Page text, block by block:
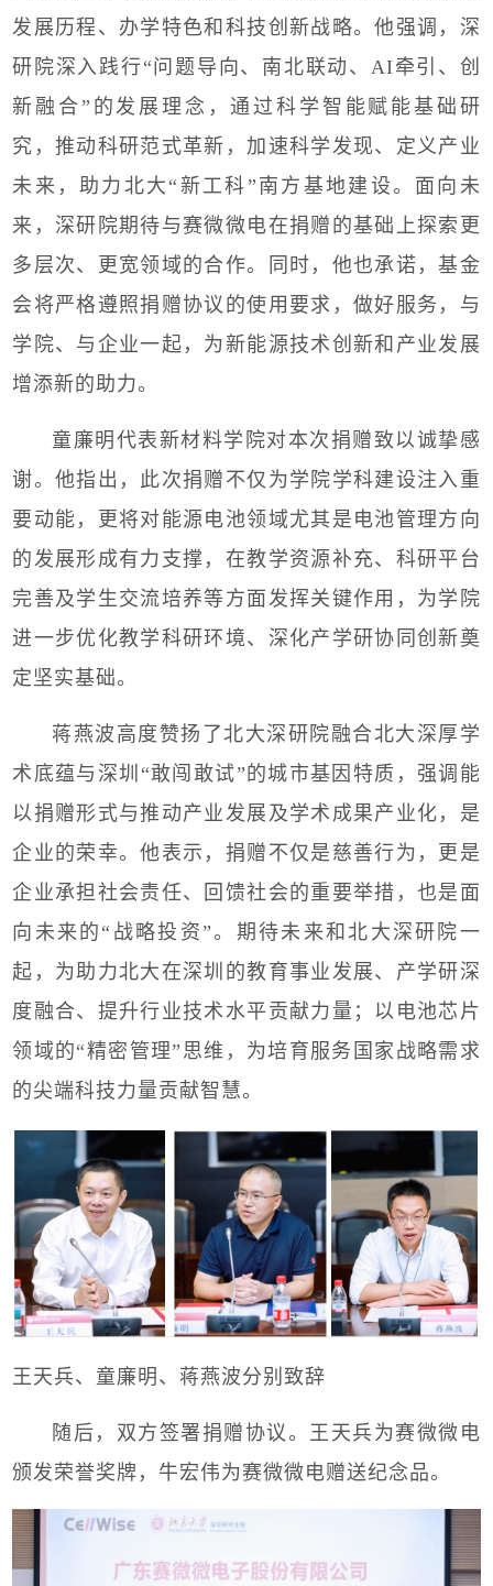
发展历程、办学特色和科技创新战略。他强调，深
研院深入践行“问题导向、南北联动、 AI牵引、创
新融合”的发展理念，通过科学智能赋能基础研
究，推动科研范式革新，加速科学发现、定义产业
未来，助力北大“新工科”南方基地建设。面向未
来，深研院期待与赛微微电在捐赠的基础上探索更
多层次、更宽领域的合作。同时，他也承诺，基金
会将严格遵照捐赠协议的使用要求，做好服务，与
学院、与企业一起，为新能源技术创新和产业发展
增添新的助力。
童廉明代表新材料学院对本次捐赠致以诚挚感
谢。他指出，此次捐赠不仅为学院学科建设注入重
要动能，更将对能源电池领域尤其是电池管理方向
的发展形成有力支撑，在教学资源补充、科研平台
完善及学生交流培养等方面发挥关键作用，为学院
进一步优化教学科研环境、深化产学研协同创新奠
定坚实基础。
蒋燕波高度赞扬了北大深研院融合北大深厚学
术底蕴与深圳“敢闯敢试”的城市基因特质，强调能
以捐赠形式与推动产业发展及学术成果产业化，是
企业的荣幸。他表示，捐赠不仅是慈善行为，更是
企业承担社会责任、回馈社会的重要举措，也是面
向未来的“战略投资”。期待未来和北大深研院一
起，为助力北大在深圳的教育事业发展、产学研深
度融合、提升行业技术水平贡献力量；以电池芯片
领域的“精密管理”思维，为培育服务国家战略需求
的尖端科技力量贡献智慧。
王天兵、童廉明、蒋燕波分别致辞
随后，双方签署捐赠协议。王天兵为赛微微电
颁发荣誉奖牌，牛宏伟为赛微微电赠送纪念品。